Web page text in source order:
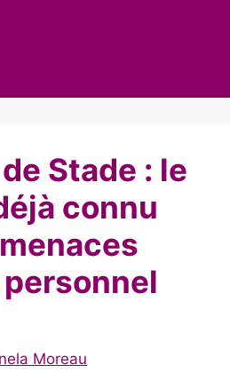
Stade : le
connu
Moreau